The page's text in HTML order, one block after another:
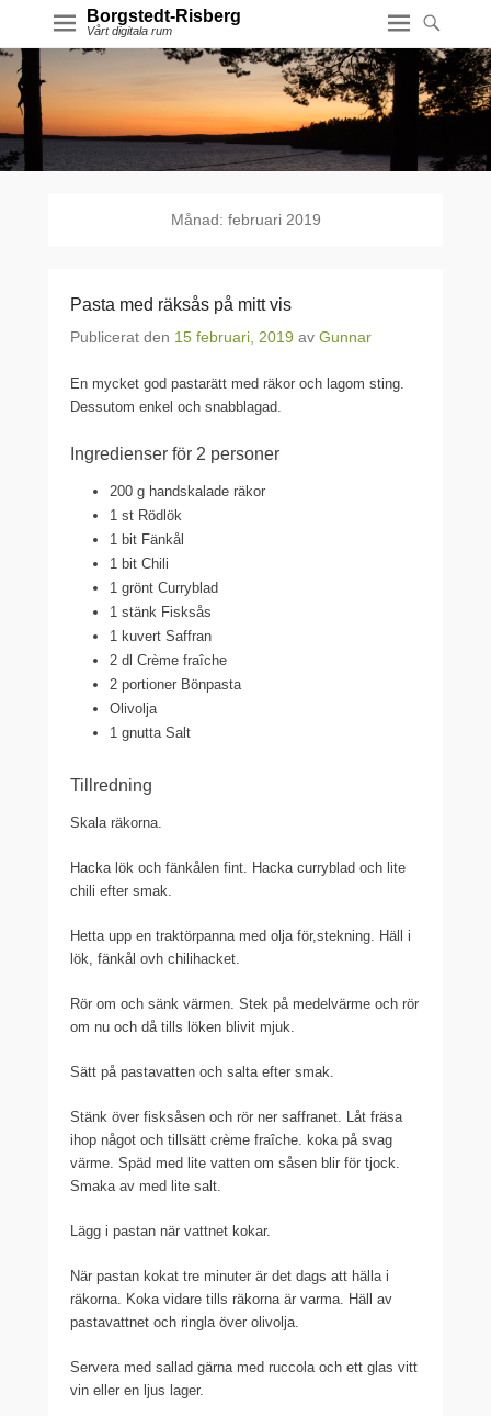
Borgstedt-Risberg
Vårt digitala rum
Månad: februari 2019
Pasta med räksås på mitt vis
Publicerat den 15 februari, 2019 av Gunnar
En mycket god pastarätt med räkor och lagom sting.
Dessutom enkel och snabblagad.
Ingredienser för 2 personer
200 g handskalade räkor
1 st Rödlök
1 bit Fänkål
1 bit Chili
1 grönt Curryblad
1 stänk Fisksås
1 kuvert Saffran
2 dl Crème fraîche
2 portioner Bönpasta
Olivolja
1 gnutta Salt
Tillredning
Skala räkorna.
Hacka lök och fänkålen fint. Hacka curryblad och lite
chili efter smak.
Hetta upp en traktörpanna med olja för,stekning. Häll i
lök, fänkål ovh chilihacket.
Rör om och sänk värmen. Stek på medelvärme och rör
om nu och då tills löken blivit mjuk.
Sätt på pastavatten och salta efter smak.
Stänk över fisksåsen och rör ner saffranet. Låt fräsa
ihop något och tillsätt crème fraîche. koka på svag
värme. Späd med lite vatten om såsen blir för tjock.
Smaka av med lite salt.
Lägg i pastan när vattnet kokar.
När pastan kokat tre minuter är det dags att hälla i
räkorna. Koka vidare tills räkorna är varma. Häll av
pastavattnet och ringla över olivolja.
Servera med sallad gärna med ruccola och ett glas vitt
vin eller en ljus lager.